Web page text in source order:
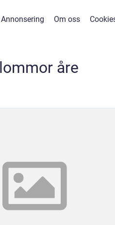
Annonsering Om oss
åre